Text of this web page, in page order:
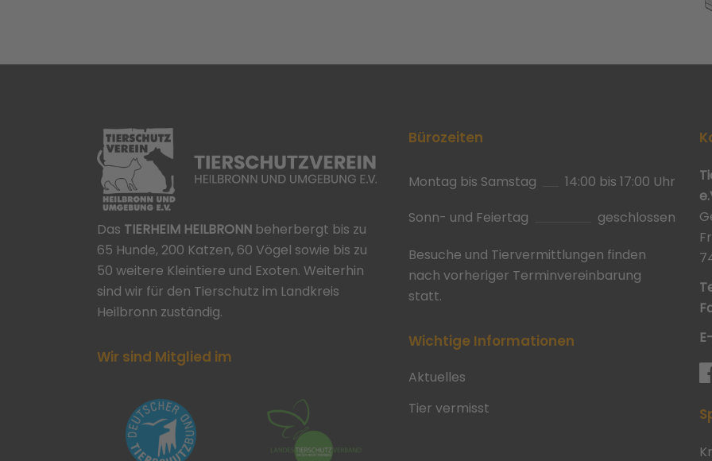
Das TIERHEIM HEILBRONN beherbergt bis zu
65 Hunde, 200 Katzen, 60 Vögel sowie bis zu
50 weitere Kleintiere und Exoten. Weiterhin
sind wir für den Tierschutz im Landkreis
Heilbronn zuständig.
Wir sind Mitglied im
Bürozeiten
Montag bis Samstag
14:00 bis 17:00 Uhr
Sonn- und Feiertag
geschlossen
Besuche und Tiervermittlungen finden
nach vorheriger Terminvereinbarung
statt.
Wichtige Informationen
Aktuelles
Tier vermisst